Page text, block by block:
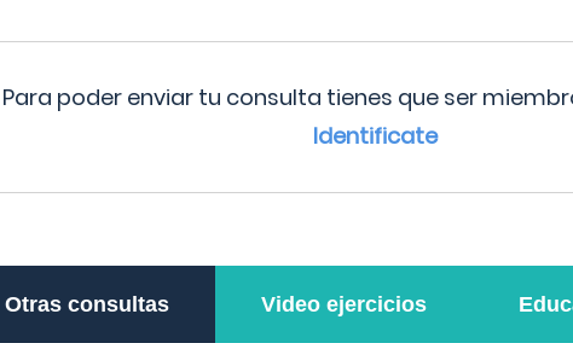
Para poder enviar tu consulta tienes que ser miembro
Identificate
Otras consultas Video ejercicios